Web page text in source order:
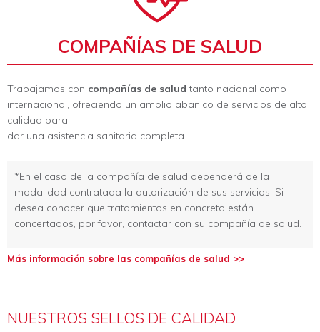
COMPAÑÍAS DE SALUD
Trabajamos con compañías de salud tanto nacional como
internacional, ofreciendo un amplio abanico de servicios de alta
calidad para
dar una asistencia sanitaria completa.
*En el caso de la compañía de salud dependerá de la
modalidad contratada la autorización de sus servicios. Si
desea conocer que tratamientos en concreto están
concertados, por favor, contactar con su compañía de salud.
Más información sobre las compañías de salud >>
NUESTROS SELLOS DE CALIDAD